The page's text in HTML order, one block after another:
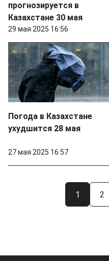
прогнозируется в
Казахстане 30 мая
29 мая 2025 16:56
Погода в Казахстане
ухудшится 28 мая
27 мая 2025 16:57
1 2